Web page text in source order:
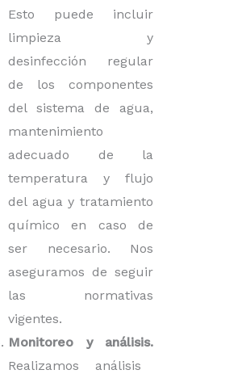
Esto puede incluir
limpieza y
desinfección regular
de los componentes
del sistema de agua,
mantenimiento
adecuado de la
temperatura y flujo
del agua y tratamiento
químico en caso de
ser necesario. Nos
aseguramos de seguir
las normativas
vigentes.
Monitoreo y análisis.
Realizamos análisis